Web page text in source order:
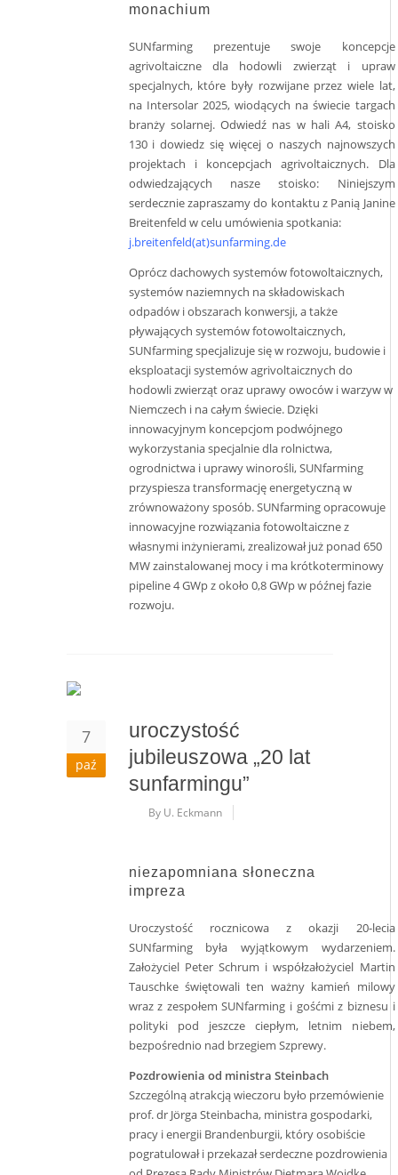
monachium
SUNfarming prezentuje swoje koncepcje
agrivoltaiczne dla hodowli zwierząt i upraw
specjalnych, które były rozwijane przez wiele lat,
na Intersolar 2025, wiodących na świecie targach
branży solarnej. Odwiedź nas w hali A4, stoisko
130 i dowiedz się więcej o naszych najnowszych
projektach i koncepcjach agrivoltaicznych. Dla
odwiedzających nasze stoisko: Niniejszym
serdecznie zapraszamy do kontaktu z Panią Janine
Breitenfeld w celu umówienia spotkania:
j.breitenfeld(at)sunfarming.de
Oprócz dachowych systemów fotowoltaicznych,
systemów naziemnych na składowiskach
odpadów i obszarach konwersji, a także
pływających systemów fotowoltaicznych,
SUNfarming specjalizuje się w rozwoju, budowie i
eksploatacji systemów agrivoltaicznych do
hodowli zwierząt oraz uprawy owoców i warzyw w
Niemczech i na całym świecie. Dzięki
innowacyjnym koncepcjom podwójnego
wykorzystania specjalnie dla rolnictwa,
ogrodnictwa i uprawy winorośli, SUNfarming
przyspiesza transformację energetyczną w
zrównoważony sposób. SUNfarming opracowuje
innowacyjne rozwiązania fotowoltaiczne z
własnymi inżynierami, zrealizował już ponad 650
MW zainstalowanej mocy i ma krótkoterminowy
pipeline 4 GWp z około 0,8 GWp w późnej fazie
rozwoju.
7
paź
uroczystość
jubileuszowa „20 lat
sunfarmingu”
By U. Eckmann
niezapomniana słoneczna
impreza
Uroczystość rocznicowa z okazji 20-lecia
SUNfarming była wyjątkowym wydarzeniem.
Założyciel Peter Schrum i współzałożyciel Martin
Tauschke świętowali ten ważny kamień milowy
wraz z zespołem SUNfarming i gośćmi z biznesu i
polityki pod jeszcze ciepłym, letnim niebem,
bezpośrednio nad brzegiem Szprewy.
Pozdrowienia od ministra Steinbach
Szczególną atrakcją wieczoru było przemówienie
prof. dr Jörga Steinbacha, ministra gospodarki,
pracy i energii Brandenburgii, który osobiście
pogratulował i przekazał serdeczne pozdrowienia